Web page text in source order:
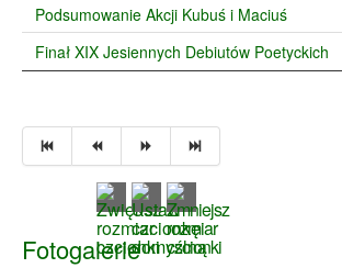
Podsumowanie Akcji Kubuś i Maciuś
Finał XIX Jesiennych Debiutów Poetyckich
Fotogalerie